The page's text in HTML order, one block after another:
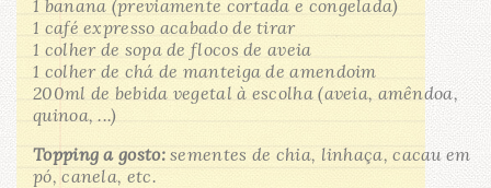
1 banana (previamente cortada e congelada)
1 café expresso acabado de tirar
1 colher de sopa de flocos de aveia
1 colher de chá de manteiga de amendoim
200ml de bebida vegetal à escolha (aveia, amêndoa,
quinoa, ...)
Topping a gosto:sementes de chia, linhaça, cacau em
pó, canela, etc.